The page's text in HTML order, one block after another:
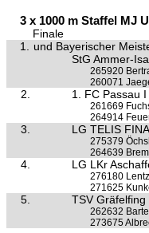
3 x 1000 m Staffel MJ
Finale
1.
und Bayerischer
StG Ammer-
265920
260071
2. 1. FC Passau I
261669
264914
3. LG TELIS
275379
264639
4. LG LKr
276180
271625
5. TSV Gräfelfing
262632
273675